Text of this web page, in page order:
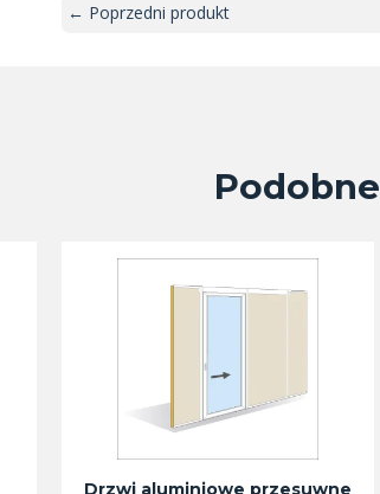
← Poprzedni produkt
Drzwi aluminiowe przesuwne